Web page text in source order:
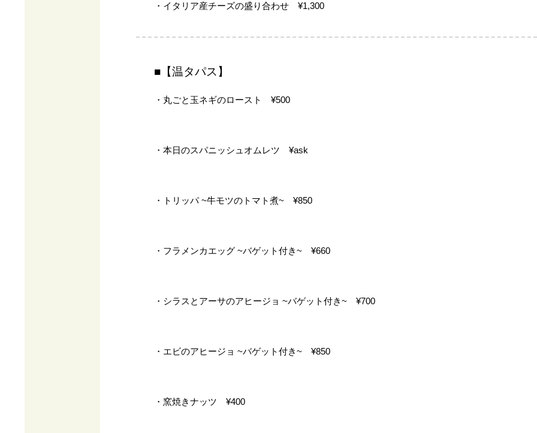
・イタリア産チーズの盛り合わせ ¥1,300
■【温タパス】
・丸ごと玉ネギのロースト ¥500
・本日のスパニッシュオムレツ ¥ask
・トリッパ ~牛モツのトマト煮~ ¥850
・フラメンカエッグ ~バゲット付き~ ¥660
・シラスとアーサのアヒージョ ~バゲット付き~ ¥700
・エビのアヒージョ ~バゲット付き~ ¥850
・窯焼きナッツ ¥400